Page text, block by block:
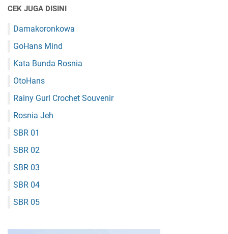
CEK JUGA DISINI
Damakoronkowa
GoHans Mind
Kata Bunda Rosnia
OtoHans
Rainy Gurl Crochet Souvenir
Rosnia Jeh
SBR 01
SBR 02
SBR 03
SBR 04
SBR 05